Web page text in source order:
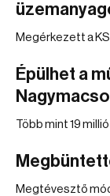
Megérkezett a
Épülhet a
Több mint 19
Megtévesztő